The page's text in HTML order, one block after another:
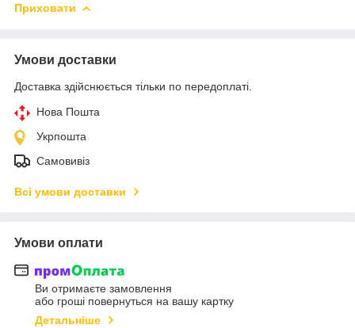
Приховати
Умови доставки
Доставка здійснюється тільки по передоплаті.
Нова Пошта
Укрпошта
Самовивіз
Всі умови доставки
Умови оплати
Ви отримаєте замовлення
або гроші повернуться на вашу картку
Детальніше